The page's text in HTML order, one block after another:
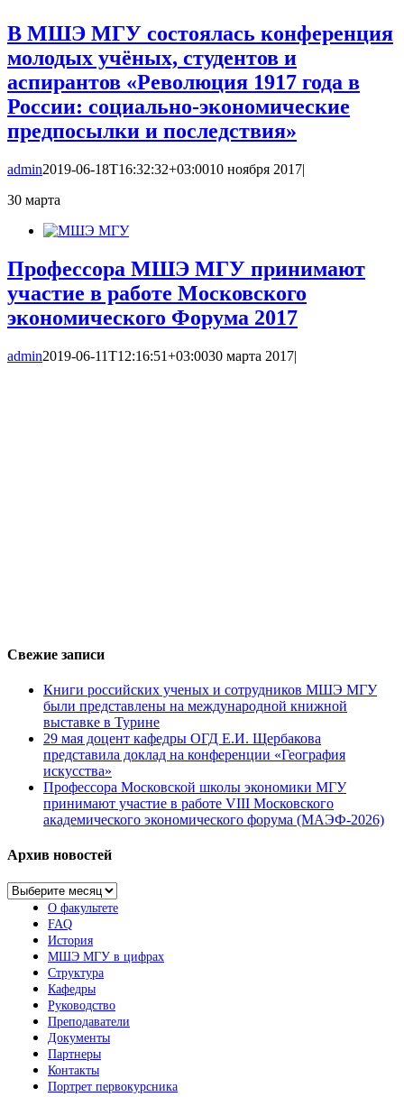
В МШЭ МГУ состоялась конференция
молодых учёных, студентов и
аспирантов «Революция 1917 года в
России: социально-экономические
предпосылки и последствия»
admin2019-06-18T16:32:32+03:0010 ноября 2017|
30 марта
Профессора МШЭ МГУ принимают
участие в работе Московского
экономического Форума 2017
admin2019-06-11T12:16:51+03:0030 марта 2017|
Свежие записи
Книги российских ученых и сотрудников МШЭ МГУ
были представлены на международной книжной
выставке в Турине
29 мая доцент кафедры ОГД Е.И. Щербакова
представила доклад на конференции «География
искусства»
Профессора Московской школы экономики МГУ
принимают участие в работе VIII Московского
академического экономического форума (МАЭФ-2026)
Архив новостей
Архив
новостейО факультете
FAQ
История
МШЭ МГУ в цифрах
Структура
Кафедры
Руководство
Преподаватели
Документы
Партнеры
Контакты
Портрет первокурсника